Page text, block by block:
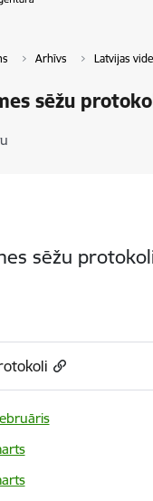
Arhīvs Latvijas
sēžu
sēžu